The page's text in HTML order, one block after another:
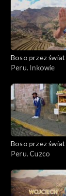
Boso przez świat
Peru. Inkowie
Boso przez świat
Peru. Cuzco